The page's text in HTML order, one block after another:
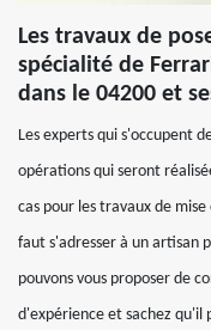
Les travaux de
spécialité de
dans le 04200 et
Les experts qui s'occupent
opérations qui seront
cas pour les travaux de
faut s'adresser à un artisan
pouvons vous proposer de
d'expérience et sachez qu'il